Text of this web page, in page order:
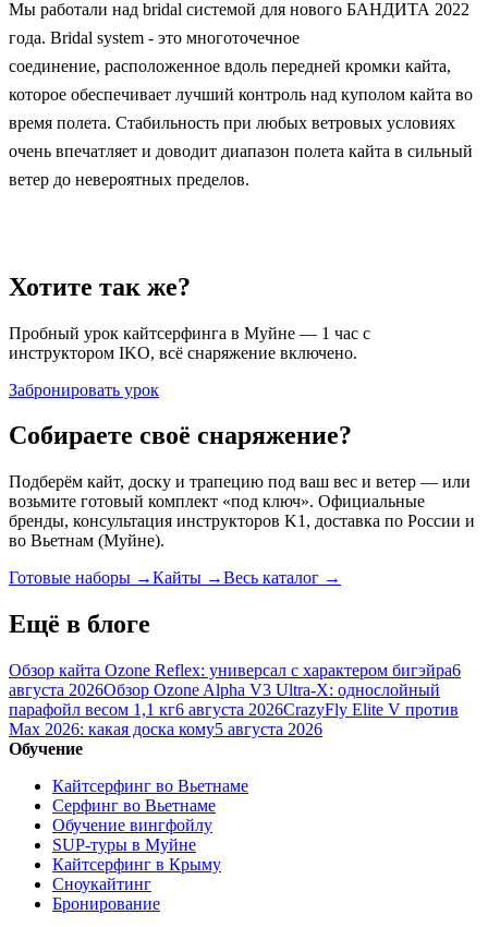
Мы работали над bridal системой для нового БАНДИТА 2022
года. Bridal system - это многоточечное
соединение, расположенное вдоль передней кромки кайта,
которое обеспечивает лучший контроль над куполом кайта во
время полета. Стабильность при любых ветровых условиях
очень впечатляет и доводит диапазон полета кайта в сильный
ветер до невероятных пределов.
Хотите так же?
Пробный урок кайтсерфинга в Муйне — 1 час с
инструктором IKO, всё снаряжение включено.
Забронировать урок
Собираете своё снаряжение?
Подберём кайт, доску и трапецию под ваш вес и ветер — или
возьмите готовый комплект «под ключ». Официальные
бренды, консультация инструкторов K1, доставка по России и
во Вьетнам (Муйне).
Готовые наборы →Кайты →Весь каталог →
Ещё в блоге
Обзор кайта Ozone Reflex: универсал с характером бигэйра6
августа 2026Обзор Ozone Alpha V3 Ultra-X: однослойный
парафойл весом 1,1 кг6 августа 2026CrazyFly Elite V против
Max 2026: какая доска кому5 августа 2026
Обучение
Кайтсерфинг во Вьетнаме
Серфинг во Вьетнаме
Обучение вингфойлу
SUP-туры в Муйне
Кайтсерфинг в Крыму
Сноукайтинг
Бронирование